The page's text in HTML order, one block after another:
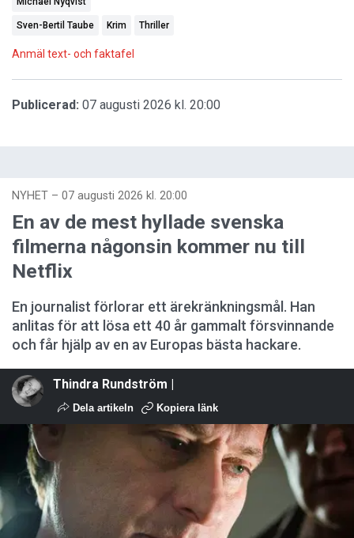
Sven-Bertil Taube Krim Thriller
Anmäl text- och faktafel
Publicerad: 07 augusti 2026 kl. 20:00
NYHET – 07 augusti 2026 kl. 20:00
En av de mest hyllade svenska
filmerna någonsin kommer nu till
Netflix
En journalist förlorar ett ärekränkningsmål. Han
anlitas för att lösa ett 40 år gammalt försvinnande
och får hjälp av en av Europas bästa hackare.
Thindra Rundström |
Dela artikeln Kopiera länk